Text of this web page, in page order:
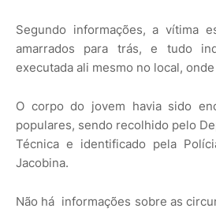
Segundo informações, a vítima
amarrados para trás, e tudo
executada ali mesmo no local,
O corpo do jovem havia sido
populares, sendo recolhido pelo
Técnica e identificado pela
Jacobina.
Não há informações sobre as